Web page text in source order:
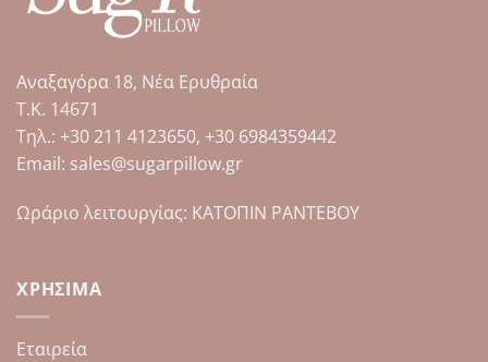
Αναξαγόρα 18, Νέα Ερυθραία
Τ.Κ. 14671
Tηλ.: +30 211 4123650, +30 6984359442
Email: sales@sugarpillow.gr
Ωράριο λειτουργίας: ΚΑΤΟΠΙΝ ΡΑΝΤΕΒΟΥ
ΧΡΉΣΙΜΑ
Εταιρεία